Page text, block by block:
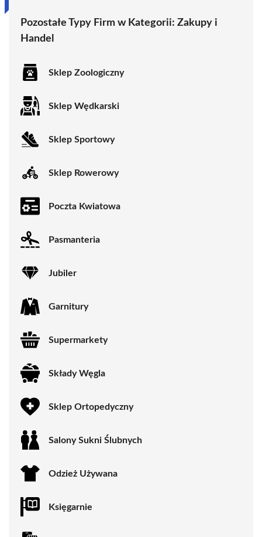
Pozostałe Typy Firm w Kategorii: Zakupy i
Handel
Sklep Zoologiczny
Sklep Wędkarski
Sklep Sportowy
Sklep Rowerowy
Poczta Kwiatowa
Pasmanteria
Jubiler
Garnitury
Supermarkety
Składy Węgla
Sklep Ortopedyczny
Salony Sukni Ślubnych
Odzież Używana
Księgarnie